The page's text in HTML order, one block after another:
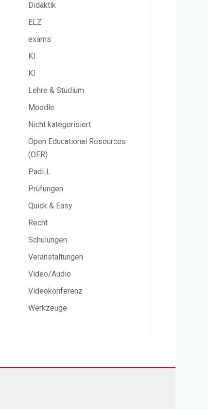
Didaktik
ELZ
exams
KI
KI
Lehre & Studium
Moodle
Nicht kategorisiert
Open Educational Resources
(OER)
PadLL
Prüfungen
Quick & Easy
Recht
Schulungen
Veranstaltungen
Video/Audio
Videokonferenz
Werkzeuge